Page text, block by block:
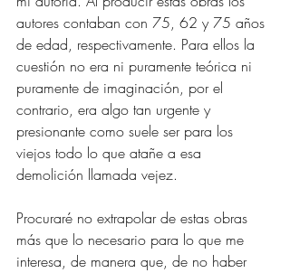
autores contaban con 75, 62 y 75 años
de edad, respectivamente. Para ellos la
cuestión no era ni puramente teórica ni
puramente de imaginación, por el
contrario, era algo tan urgente y
presionante como suele ser para los
viejos todo lo que atañe a esa
demolición llamada vejez.
Procuraré no extrapolar de estas obras
más que lo necesario para lo que me
interesa, de manera que, de no haber